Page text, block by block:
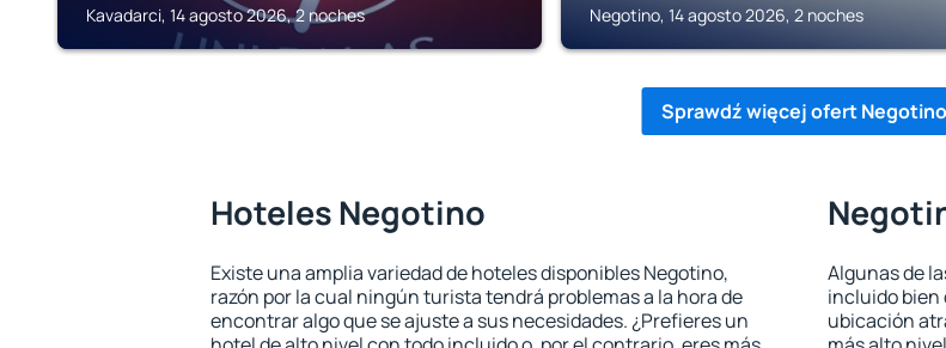
Kavadarci, 14 agosto 2026, 2 noches Negotino, 14 agosto 2026, 2 noches
Sprawdź więcej ofert Negotino
Hoteles Negotino
Existe una amplia variedad de hoteles disponibles Negotino,
razón por la cual ningún turista tendrá problemas a la hora de
encontrar algo que se ajuste a sus necesidades. ¿Prefieres un
Algunas de
incluido bien
ubicación